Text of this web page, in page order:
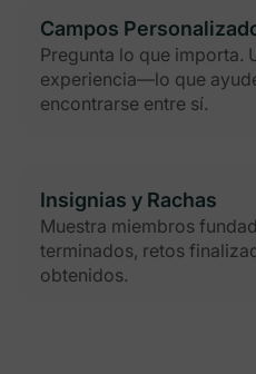
Campos
Pregunta lo que importa.
experiencia—lo que
encontrarse entre sí.
Insignias y Rachas
Muestra miembros
terminados, retos
obtenidos.